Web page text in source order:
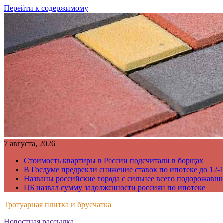
Перейти к содержимому
7 августа, 2026
Стоимость квартиры в России подсчитали в борщах
В Госдуме предрекли снижение ставок по ипотеке до 12-
Названы российские города с сильнее всего
ЦБ назвал сумму задолженности россиян по ипотеке
Тротуарная плитка и брусчатка
Новостная рассылка